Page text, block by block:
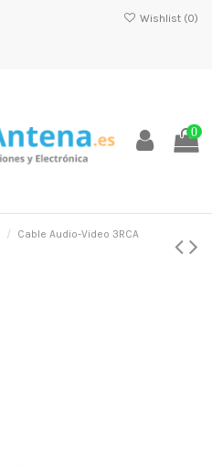
Wishlist (0)
0
Cable Audio-Video 3RCA